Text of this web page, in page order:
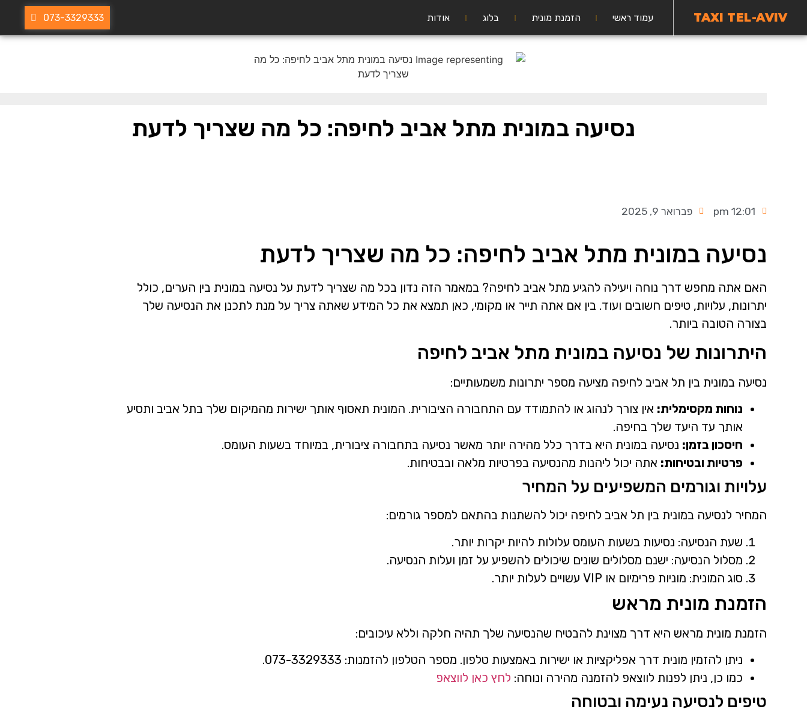
TAXI TEL-AVIV עמוד ראשי הזמנת מונית בלוג אודות 073-3329333
נסיעה במונית מתל אביב לחיפה: כל מה שצריך לדעת
12:01 pm פברואר 9, 2025
נסיעה במונית מתל אביב לחיפה: כל מה שצריך לדעת
האם אתה מחפש דרך נוחה ויעילה להגיע מתל אביב לחיפה? במאמר הזה נדון בכל מה שצריך לדעת על נסיעה במונית בין הערים, כולל
יתרונות, עלויות, טיפים חשובים ועוד. בין אם אתה תייר או מקומי, כאן תמצא את כל המידע שאתה צריך על מנת לתכנן את הנסיעה שלך
בצורה הטובה ביותר.
היתרונות של נסיעה במונית מתל אביב לחיפה
נסיעה במונית בין תל אביב לחיפה מציעה מספר יתרונות משמעותיים:
נוחות מקסימלית: אין צורך לנהוג או להתמודד עם התחבורה הציבורית. המונית תאסוף אותך ישירות מהמיקום שלך בתל אביב ותסיע
אותך עד היעד שלך בחיפה.
חיסכון בזמן: נסיעה במונית היא בדרך כלל מהירה יותר מאשר נסיעה בתחבורה ציבורית, במיוחד בשעות העומס.
פרטיות ובטיחות: אתה יכול ליהנות מהנסיעה בפרטיות מלאה ובבטיחות.
עלויות וגורמים המשפיעים על המחיר
המחיר לנסיעה במונית בין תל אביב לחיפה יכול להשתנות בהתאם למספר גורמים:
שעת הנסיעה: נסיעות בשעות העומס עלולות להיות יקרות יותר.
מסלול הנסיעה: ישנם מסלולים שונים שיכולים להשפיע על זמן ועלות הנסיעה.
סוג המונית: מוניות פרימיום או VIP עשויים לעלות יותר.
הזמנת מונית מראש
הזמנת מונית מראש היא דרך מצוינת להבטיח שהנסיעה שלך תהיה חלקה וללא עיכובים:
ניתן להזמין מונית דרך אפליקציות או ישירות באמצעות טלפון. מספר הטלפון להזמנות: 073-3329333.
כמו כן, ניתן לפנות לווצאפ להזמנה מהירה ונוחה: לחץ כאן לווצאפ
טיפים לנסיעה נעימה ובטוחה